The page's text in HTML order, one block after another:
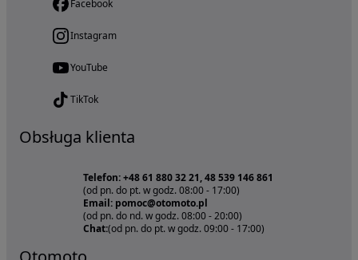
Facebook
Instagram
YouTube
TikTok
Obsługa klienta
Telefon: +48 61 880 32 21, 48 539 146 861
(od pn. do pt. w godz. 08:00 - 17:00)
Email: pomoc@otomoto.pl
(od pn. do nd. w godz. 08:00 - 20:00)
Chat:(od pn. do pt. w godz. 09:00 - 17:00)